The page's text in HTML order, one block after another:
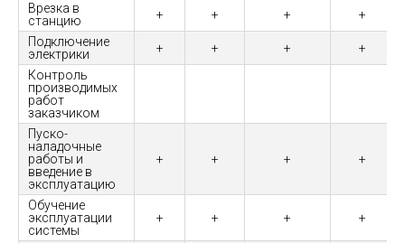
Врезка в
станцию
+ + +
+
Подключение
электрики
+ + +
+
Контроль
производимых
работ
заказчиком
Пуско-
наладочные
работы и
введение в
эксплуатацию
+ + + +
Обучение
эксплуатации
системы
+ + + +